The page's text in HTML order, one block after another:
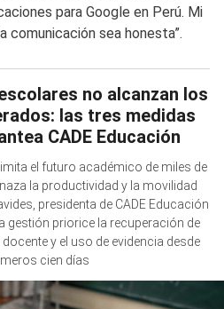
para Google en Perú. Mi
comunicación sea honesta”.
no alcanzan los
las tres medidas
CADE Educación
el futuro académico de miles de
la productividad y la movilidad
presidenta de CADE Educación
gestión priorice la recuperación de
y el uso de evidencia desde
cien días